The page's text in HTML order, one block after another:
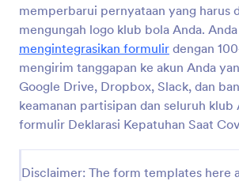
memperbarui pernyataan yang harus
mengungah logo klub bola Anda.
mengintegrasikan formulir dengan
mengirim tanggapan ke akun Anda
Google Drive, Dropbox, Slack, dan
keamanan partisipan dan seluruh klub
formulir Deklarasi Kepatuhan Saat
Disclaimer: The form templates here